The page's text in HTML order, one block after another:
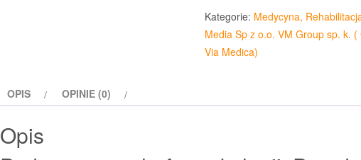
psychofarmakologii
Poradnik
lekarza
Kategorie: Medycyna,
Media Sp z o.o. VM Group sp. k. (
Via Medica)
OPIS OPINIE (0)
Opis